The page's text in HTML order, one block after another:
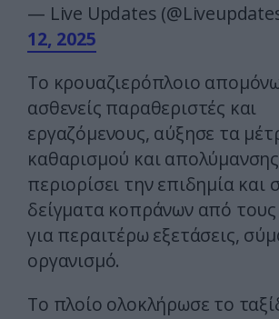
— Live Updates
12, 2025
Το κρουαζιερόπλοιο
ασθενείς παραθεριστές και
εργαζόμενους, αύξησε τα
καθαρισμού και
περιορίσει την επιδημία και
δείγματα κοπράνων από
για περαιτέρω εξετάσεις,
οργανισμό.
Το πλοίο ολοκλήρωσε το